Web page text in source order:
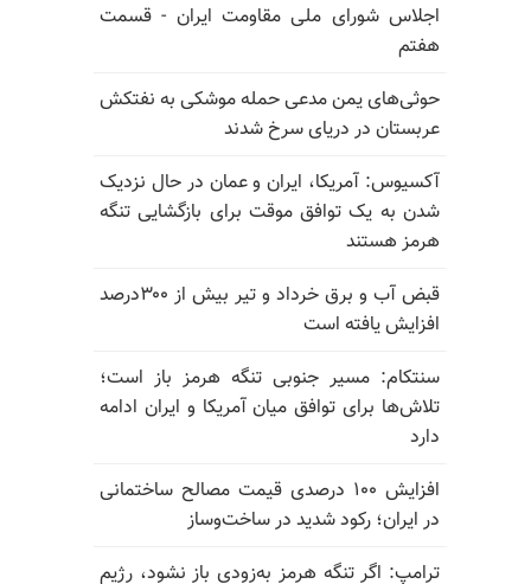
اجلاس شورای ملی مقاومت ایران - قسمت
هفتم
حوثی‌های یمن مدعی حمله موشکی به نفتکش
عربستان در دریای سرخ شدند
آکسیوس: آمریکا، ایران و عمان در حال نزدیک
شدن به یک توافق موقت برای بازگشایی تنگه
هرمز هستند
قبض آب و برق خرداد و تیر بیش از ۳۰۰درصد
افزایش یافته است
سنتکام: مسیر جنوبی تنگه هرمز باز است؛
تلاش‌ها برای توافق میان آمریکا و ایران ادامه
دارد
افزایش ۱۰۰ درصدی قیمت مصالح ساختمانی
در ایران؛ رکود شدید در ساخت‌وساز
ترامپ: اگر تنگه هرمز به‌زودی باز نشود، رژیم